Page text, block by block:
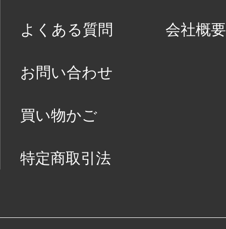
よくある質問
お問い合わせ
買い物かご
特定商取引法
会社概要